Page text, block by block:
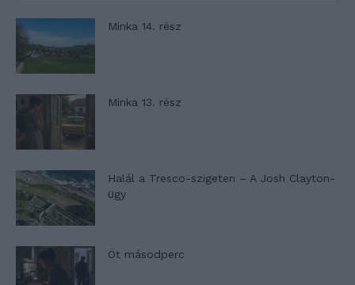
Minka 14. rész
Minka 13. rész
Halál a Tresco-szigeten – A Josh Clayton-
ügy
Öt másodperc